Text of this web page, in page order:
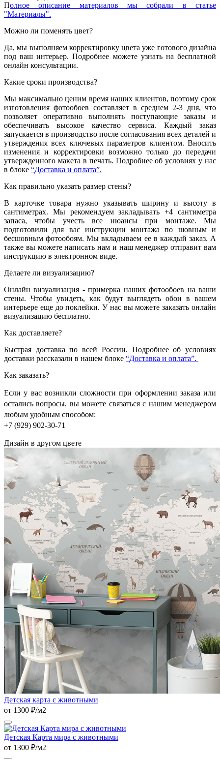
Полное описание материалов мы собрали в статье
"Материалы".
Можно ли поменять цвет?
Да, мы выполняем корректировку цвета уже готового дизайна
под ваш интерьер. Подробнее можете узнать на бесплатной
онлайн консультации.
Какие сроки производства?
Мы максимально ценим время наших клиентов, поэтому срок
изготовления фотообоев составляет в среднем 2-3 дня, что
позволяет оперативно выполнять поступающие заказы и
обеспечивать высокое качество сервиса. Каждый заказ
запускается в производство после согласования всех деталей и
утверждения всех ключевых параметров клиентом. Вносить
изменения и корректировки возможно только до передачи
утвержденного макета в печать. Подробнее об условиях у нас
в блоке “Доставка и оплата”.
Как правильно указать размер стены?
В карточке товара нужно указывать ширину и высоту в
сантиметрах. Мы рекомендуем закладывать +4 сантиметра
запаса, чтобы учесть все нюансы при монтаже. Мы
подготовили для вас инструкции монтажа по шовным и
бесшовным фотообоям. Мы вкладываем ее в каждый заказ. А
также вы можете написать нам и наш менеджер отправит вам
инструкцию в электронном виде.
Делаете ли визуализацию?
Онлайн визуализация - примерка наших фотообоев на ваши
стены. Чтобы увидеть, как будут выглядеть обои в вашем
интерьере еще до поклейки. У нас вы можете заказать онлайн
визуализацию бесплатно.
Как доставляете?
Быстрая доставка по всей России. Подробнее об условиях
доставки рассказали в нашем блоке “Доставка и оплата”.
Как заказать?
Если у вас возникли сложности при оформлении заказа или
остались вопросы, вы можете связаться с нашим менеджером
любым удобным способом:
+7 (929) 902-30-71
Дизайн в другом цвете
Детская карта с животными
от 1300 ₽/м2
Детская Карта мира с животными
от 1300 ₽/м2